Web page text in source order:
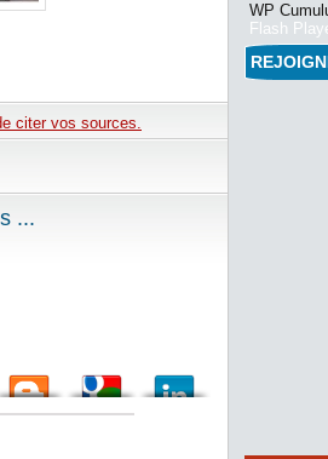
citer vos sources.
...
WP
Flash